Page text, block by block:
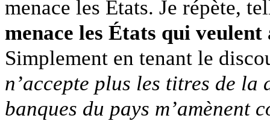
menace les États. Je répète,
menace les États qui
Simplement en tenant le
n’accepte plus les titres de la
banques du pays m’amènent